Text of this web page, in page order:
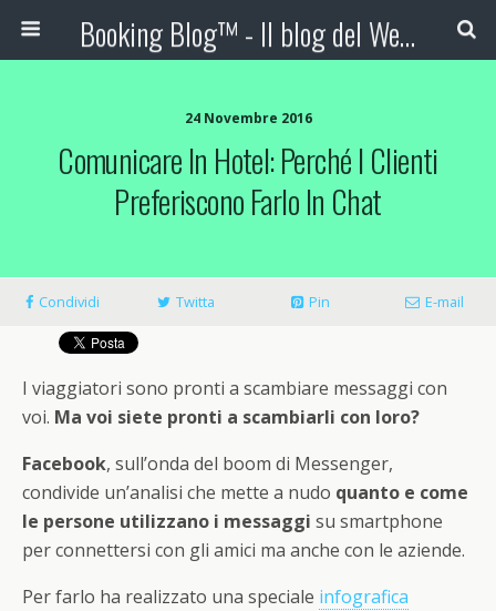
Booking Blog™ - Il blog del Web Marketing Turistico
24 Novembre 2016
Comunicare In Hotel: Perché I Clienti
Preferiscono Farlo In Chat
Condividi Twitta Pin E-mail
I viaggiatori sono pronti a scambiare messaggi con
voi. Ma voi siete pronti a scambiarli con loro?
Facebook, sull’onda del boom di Messenger,
condivide un’analisi che mette a nudo quanto e come
le persone utilizzano i messaggi su smartphone
per connettersi con gli amici ma anche con le aziende.
Per farlo ha realizzato una speciale infografica